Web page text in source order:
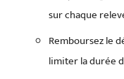
sur chaque
Remboursez le
limiter la durée